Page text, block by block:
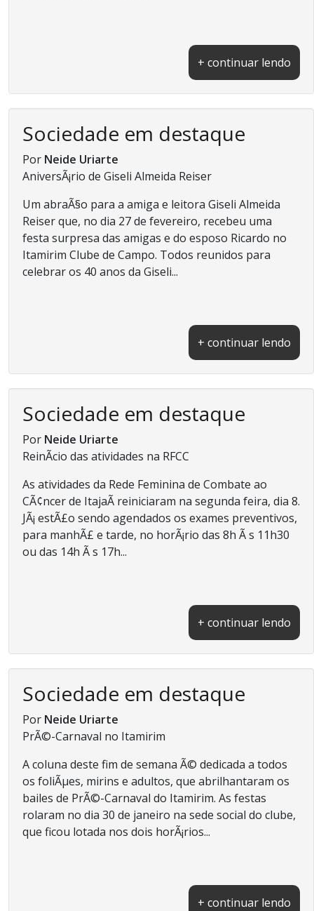
+ continuar lendo
Sociedade em destaque
Por Neide Uriarte
AniversÃ¡rio de Giseli Almeida Reiser
Um abraÃ§o para a amiga e leitora Giseli Almeida
Reiser que, no dia 27 de fevereiro, recebeu uma
festa surpresa das amigas e do esposo Ricardo no
Itamirim Clube de Campo. Todos reunidos para
celebrar os 40 anos da Giseli...
+ continuar lendo
Sociedade em destaque
Por Neide Uriarte
ReinÃ­cio das atividades na RFCC
As atividades da Rede Feminina de Combate ao
CÃ¢ncer de ItajaÃ­ reiniciaram na segunda feira, dia 8.
JÃ¡ estÃ£o sendo agendados os exames preventivos,
para manhÃ£ e tarde, no horÃ¡rio das 8h Ã s 11h30
ou das 14h Ã s 17h...
+ continuar lendo
Sociedade em destaque
Por Neide Uriarte
PrÃ©-Carnaval no Itamirim
A coluna deste fim de semana Ã© dedicada a todos
os foliÃµes, mirins e adultos, que abrilhantaram os
bailes de PrÃ©-Carnaval do Itamirim. As festas
rolaram no dia 30 de janeiro na sede social do clube,
que ficou lotada nos dois horÃ¡rios...
+ continuar lendo